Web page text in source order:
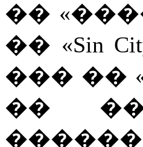
��
�� «Sin
��� ��
��